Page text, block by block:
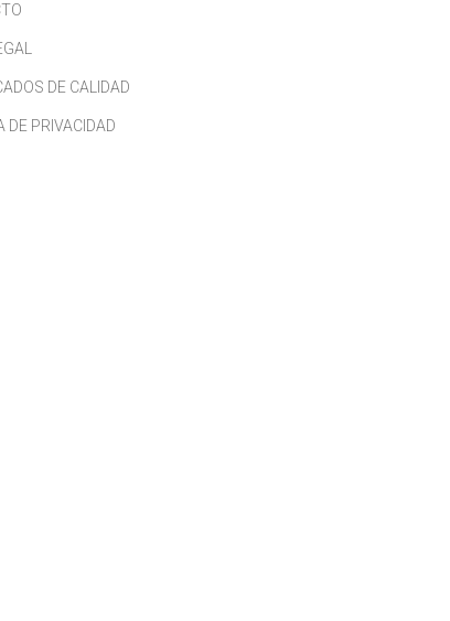
DE CALIDAD
DE PRIVACIDAD